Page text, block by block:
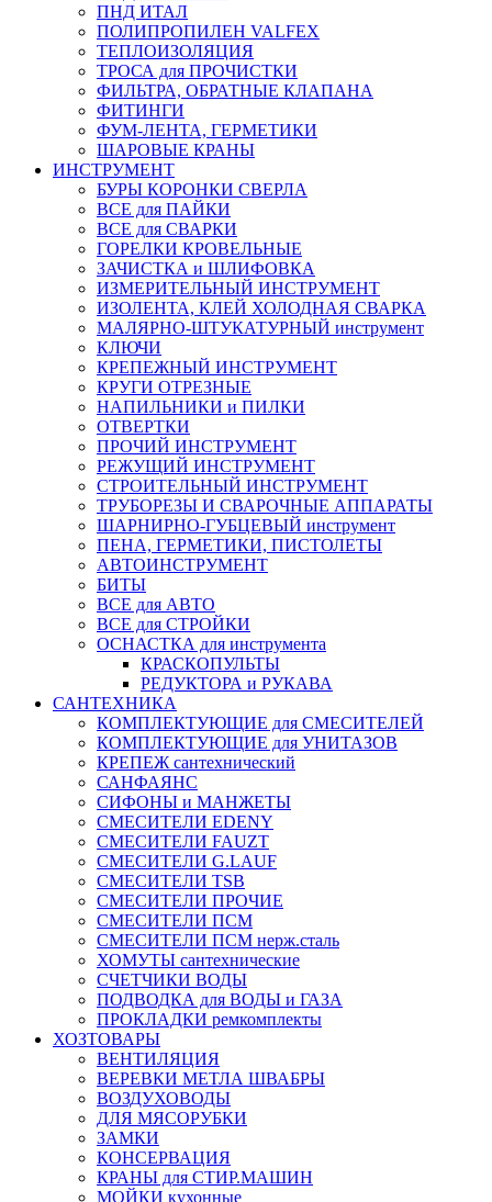
ПНД ИТАЛ
ПОЛИПРОПИЛЕН VALFEX
ТЕПЛОИЗОЛЯЦИЯ
ТРОСА для ПРОЧИСТКИ
ФИЛЬТРА, ОБРАТНЫЕ КЛАПАНА
ФИТИНГИ
ФУМ-ЛЕНТА, ГЕРМЕТИКИ
ШАРОВЫЕ КРАНЫ
ИНСТРУМЕНТ
БУРЫ КОРОНКИ СВЕРЛА
ВСЕ для ПАЙКИ
ВСЕ для СВАРКИ
ГОРЕЛКИ КРОВЕЛЬНЫЕ
ЗАЧИСТКА и ШЛИФОВКА
ИЗМЕРИТЕЛЬНЫЙ ИНСТРУМЕНТ
ИЗОЛЕНТА, КЛЕЙ ХОЛОДНАЯ СВАРКА
МАЛЯРНО-ШТУКАТУРНЫЙ инструмент
КЛЮЧИ
КРЕПЕЖНЫЙ ИНСТРУМЕНТ
КРУГИ ОТРЕЗНЫЕ
НАПИЛЬНИКИ и ПИЛКИ
ОТВЕРТКИ
ПРОЧИЙ ИНСТРУМЕНТ
РЕЖУЩИЙ ИНСТРУМЕНТ
СТРОИТЕЛЬНЫЙ ИНСТРУМЕНТ
ТРУБОРЕЗЫ И СВАРОЧНЫЕ АППАРАТЫ
ШАРНИРНО-ГУБЦЕВЫЙ инструмент
ПЕНА, ГЕРМЕТИКИ, ПИСТОЛЕТЫ
АВТОИНСТРУМЕНТ
БИТЫ
ВСЕ для АВТО
ВСЕ для СТРОЙКИ
ОСНАСТКА для инструмента
КРАСКОПУЛЬТЫ
РЕДУКТОРА и РУКАВА
САНТЕХНИКА
КОМПЛЕКТУЮЩИЕ для СМЕСИТЕЛЕЙ
КОМПЛЕКТУЮЩИЕ для УНИТАЗОВ
КРЕПЕЖ сантехнический
САНФАЯНС
СИФОНЫ и МАНЖЕТЫ
СМЕСИТЕЛИ EDENY
СМЕСИТЕЛИ FAUZT
СМЕСИТЕЛИ G.LAUF
СМЕСИТЕЛИ TSB
СМЕСИТЕЛИ ПРОЧИЕ
СМЕСИТЕЛИ ПСМ
СМЕСИТЕЛИ ПСМ нерж.сталь
ХОМУТЫ сантехнические
СЧЕТЧИКИ ВОДЫ
ПОДВОДКА для ВОДЫ и ГАЗА
ПРОКЛАДКИ ремкомплекты
ХОЗТОВАРЫ
ВЕНТИЛЯЦИЯ
ВЕРЕВКИ МЕТЛА ШВАБРЫ
ВОЗДУХОВОДЫ
ДЛЯ МЯСОРУБКИ
ЗАМКИ
КОНСЕРВАЦИЯ
КРАНЫ для СТИР.МАШИН
МОЙКИ кухонные